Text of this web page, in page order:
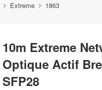
Extreme 1863
10m Extreme
Optique Actif
SFP28